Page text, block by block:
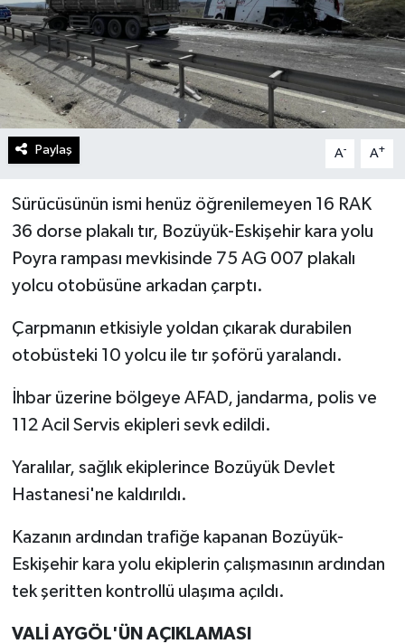
Paylaş A- A+
Sürücüsünün ismi henüz öğrenilemeyen 16 RAK
36 dorse plakalı tır, Bozüyük-Eskişehir kara yolu
Poyra rampası mevkisinde 75 AG 007 plakalı
yolcu otobüsüne arkadan çarptı.
Çarpmanın etkisiyle yoldan çıkarak durabilen
otobüsteki 10 yolcu ile tır şoförü yaralandı.
İhbar üzerine bölgeye AFAD, jandarma, polis ve
112 Acil Servis ekipleri sevk edildi.
Yaralılar, sağlık ekiplerince Bozüyük Devlet
Hastanesi'ne kaldırıldı.
Kazanın ardından trafiğe kapanan Bozüyük-
Eskişehir kara yolu ekiplerin çalışmasının ardından
tek şeritten kontrollü ulaşıma açıldı.
VALİ AYGÖL'ÜN AÇIKLAMASI
Lider Haber TV Canlı Yayın izle